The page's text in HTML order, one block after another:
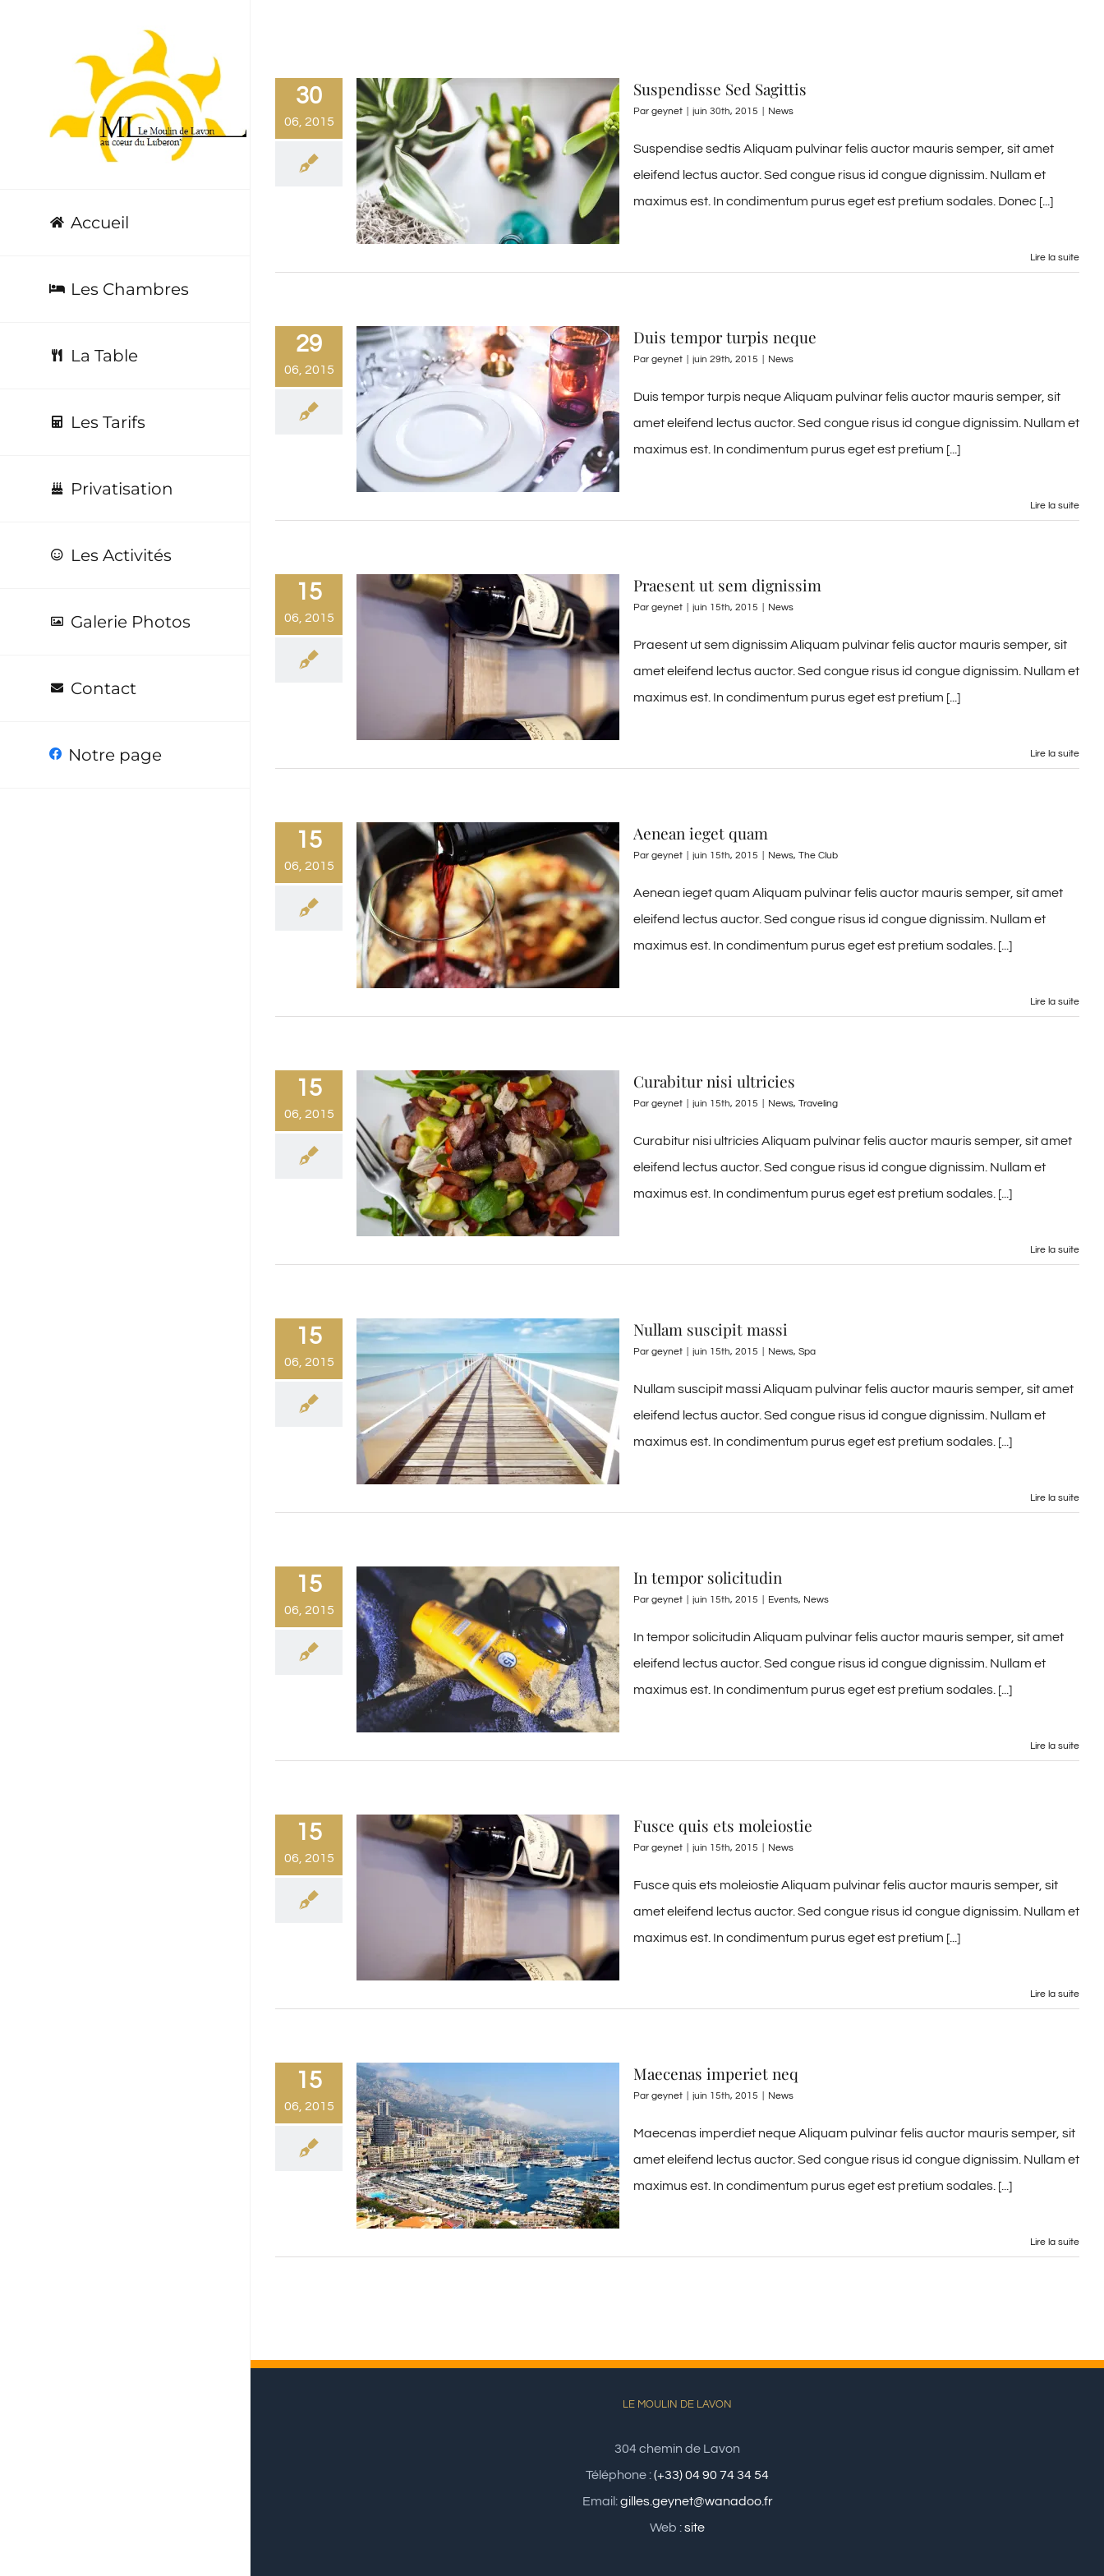
Accueil
Les Chambres
La Table
Les Tarifs
Privatisation
Les Activités
Galerie Photos
Contact
Notre page
30
06, 2015
Suspendisse Sed Sagittis
Par geynet juin 30th, 2015 News
Suspendise sedtis Aliquam pulvinar felis auctor mauris semper, sit amet
eleifend lectus auctor. Sed congue risus id congue dignissim. Nullam et
maximus est. In condimentum purus eget est pretium sodales. Donec [...]
Lire la suite
29
06, 2015
Duis tempor turpis neque
Par geynet juin 29th, 2015 News
Duis tempor turpis neque Aliquam pulvinar felis auctor mauris semper, sit
amet eleifend lectus auctor. Sed congue risus id congue dignissim. Nullam et
maximus est. In condimentum purus eget est pretium [...]
Lire la suite
15
06, 2015
Praesent ut sem dignissim
Par geynet juin 15th, 2015 News
Praesent ut sem dignissim Aliquam pulvinar felis auctor mauris semper, sit
amet eleifend lectus auctor. Sed congue risus id congue dignissim. Nullam et
maximus est. In condimentum purus eget est pretium [...]
Lire la suite
15
06, 2015
Aenean ieget quam
Par geynet juin 15th, 2015 News, The Club
Aenean ieget quam Aliquam pulvinar felis auctor mauris semper, sit amet
eleifend lectus auctor. Sed congue risus id congue dignissim. Nullam et
maximus est. In condimentum purus eget est pretium sodales. [...]
Lire la suite
15
06, 2015
Curabitur nisi ultricies
Par geynet juin 15th, 2015 News, Traveling
Curabitur nisi ultricies Aliquam pulvinar felis auctor mauris semper, sit amet
eleifend lectus auctor. Sed congue risus id congue dignissim. Nullam et
maximus est. In condimentum purus eget est pretium sodales. [...]
Lire la suite
15
06, 2015
Nullam suscipit massi
Par geynet juin 15th, 2015 News, Spa
Nullam suscipit massi Aliquam pulvinar felis auctor mauris semper, sit amet
eleifend lectus auctor. Sed congue risus id congue dignissim. Nullam et
maximus est. In condimentum purus eget est pretium sodales. [...]
Lire la suite
15
06, 2015
In tempor solicitudin
Par geynet juin 15th, 2015 Events, News
In tempor solicitudin Aliquam pulvinar felis auctor mauris semper, sit amet
eleifend lectus auctor. Sed congue risus id congue dignissim. Nullam et
maximus est. In condimentum purus eget est pretium sodales. [...]
Lire la suite
15
06, 2015
Fusce quis ets moleiostie
Par geynet juin 15th, 2015 News
Fusce quis ets moleiostie Aliquam pulvinar felis auctor mauris semper, sit
amet eleifend lectus auctor. Sed congue risus id congue dignissim. Nullam et
maximus est. In condimentum purus eget est pretium [...]
Lire la suite
15
06, 2015
Maecenas imperiet neq
Par geynet juin 15th, 2015 News
Maecenas imperdiet neque Aliquam pulvinar felis auctor mauris semper, sit
amet eleifend lectus auctor. Sed congue risus id congue dignissim. Nullam et
maximus est. In condimentum purus eget est pretium sodales. [...]
Lire la suite
LE MOULIN DE LAVON
304 chemin de Lavon
Téléphone :(+33) 04 90 74 34 54
Email:gilles.geynet@wanadoo.fr
Web :site